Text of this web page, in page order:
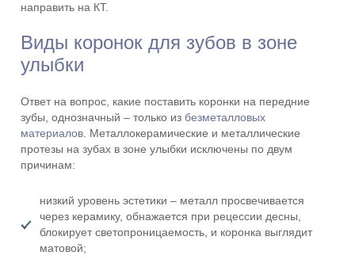
направить на КТ.
Виды коронок для зубов в зоне
улыбки
Ответ на вопрос, какие поставить коронки на передние
зубы, однозначный – только избезметалловых
материалов . Металлокерамические и металлические
протезы на зубах в зоне улыбки исключены по двум
причинам:
низкий уровень эстетики – металл просвечивается
через керамику, обнажается при рецессии десны,
блокирует светопроницаемость, и коронка выглядит
матовой;